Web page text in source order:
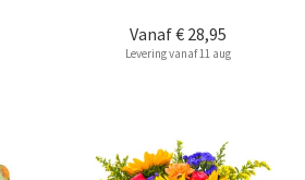
Vanaf€ 28,95
Levering vanaf 11 aug